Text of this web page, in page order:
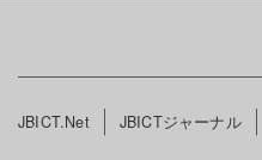
メ
JBICT.Net JBICTジャーナル